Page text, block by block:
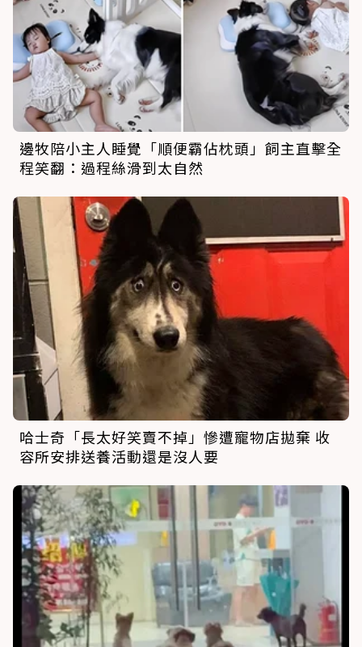
邊牧陪小主人睡覺「順便霸佔枕頭」飼主直擊全
程笑翻：過程絲滑到太自然
哈士奇「長太好笑賣不掉」慘遭寵物店拋棄 收
容所安排送養活動還是沒人要